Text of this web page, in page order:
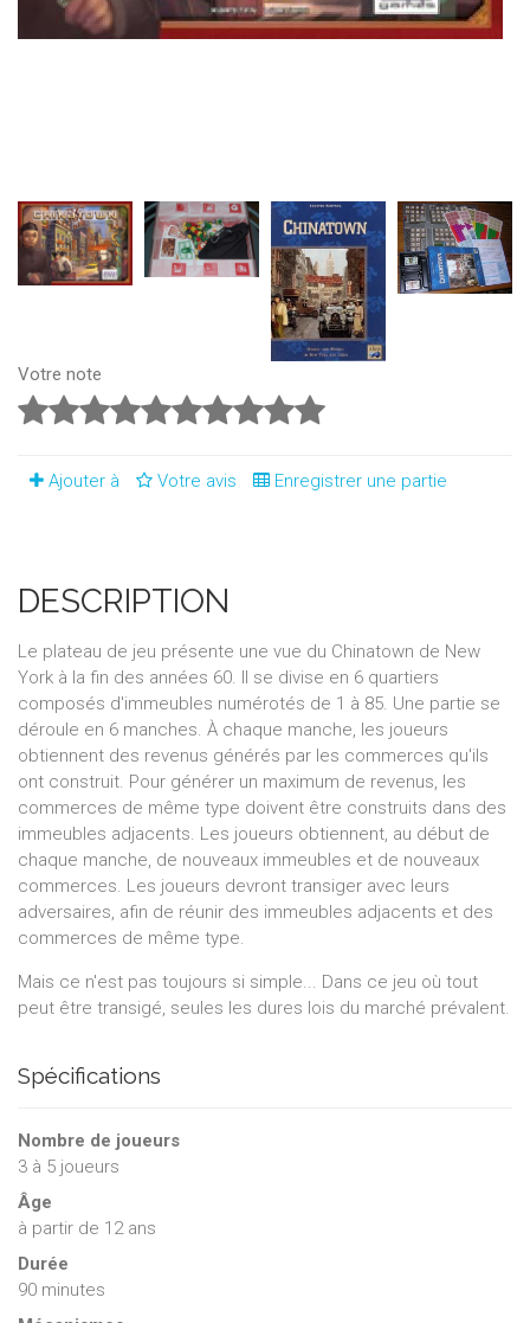
Votre note
Ajouter à Votre avis Enregistrer une partie
DESCRIPTION
Le plateau de jeu présente une vue du Chinatown de New
York à la fin des années 60. Il se divise en 6 quartiers
composés d'immeubles numérotés de 1 à 85. Une partie se
déroule en 6 manches. À chaque manche, les joueurs
obtiennent des revenus générés par les commerces qu'ils
ont construit. Pour générer un maximum de revenus, les
commerces de même type doivent être construits dans des
immeubles adjacents. Les joueurs obtiennent, au début de
chaque manche, de nouveaux immeubles et de nouveaux
commerces. Les joueurs devront transiger avec leurs
adversaires, afin de réunir des immeubles adjacents et des
commerces de même type.
Mais ce n'est pas toujours si simple... Dans ce jeu où tout
peut être transigé, seules les dures lois du marché prévalent.
Spécifications
Nombre de joueurs
3 à 5 joueurs
Âge
à partir de 12 ans
Durée
90 minutes